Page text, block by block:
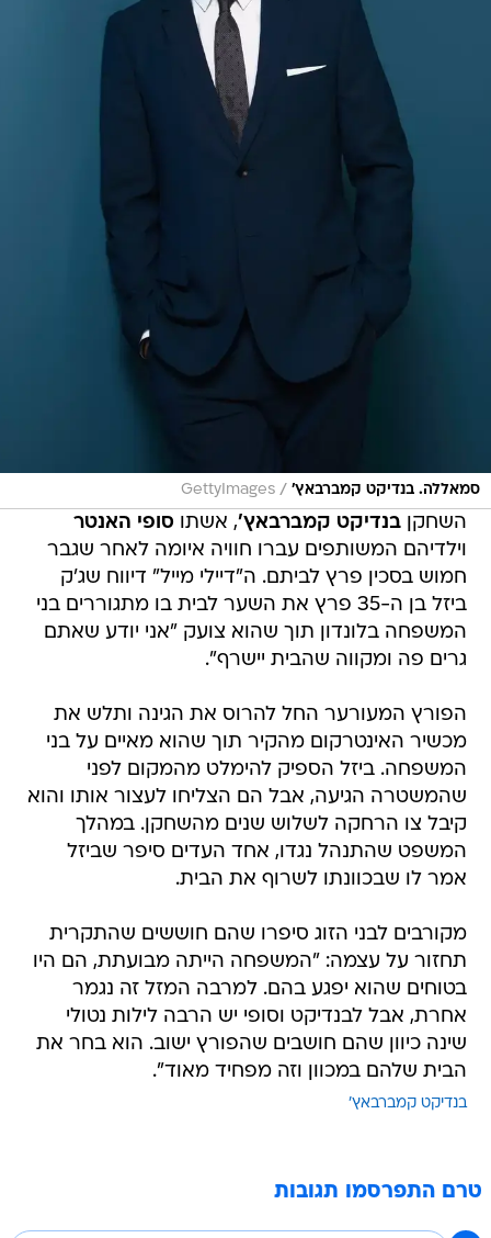
סמאללה. בנדיקט קמברבאץ' /
GettyImages
השחקןבנדיקט קמברבאץ', אשתוסופי האנטר
וילדיהם המשותפים עברו חוויה איומה לאחר שגבר
חמוש בסכין פרץ לביתם. ה"דיילי מייל" דיווח שג'ק
ביזל בן ה-35 פרץ את השער לבית בו מתגוררים בני
המשפחה בלונדון תוך שהוא צועק "אני יודע שאתם
גרים פה ומקווה שהבית יישרף".
הפורץ המעורער החל להרוס את הגינה ותלש את
מכשיר האינטרקום מהקיר תוך שהוא מאיים על בני
המשפחה. ביזל הספיק להימלט מהמקום לפני
שהמשטרה הגיעה, אבל הם הצליחו לעצור אותו והוא
קיבל צו הרחקה לשלוש שנים מהשחקן. במהלך
המשפט שהתנהל נגדו, אחד העדים סיפר שביזל
אמר לו שבכוונתו לשרוף את הבית.
מקורבים לבני הזוג סיפרו שהם חוששים שהתקרית
תחזור על עצמה: "המשפחה הייתה מבועתת, הם היו
בטוחים שהוא יפגע בהם. למרבה המזל זה נגמר
אחרת, אבל לבנדיקט וסופי יש הרבה לילות נטולי
שינה כיוון שהם חושבים שהפורץ ישוב. הוא בחר את
הבית שלהם במכוון וזה מפחיד מאוד".
בנדיקט קמברבאץ'
טרם התפרסמו תגובות